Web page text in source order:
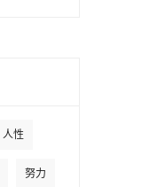
人性
努力